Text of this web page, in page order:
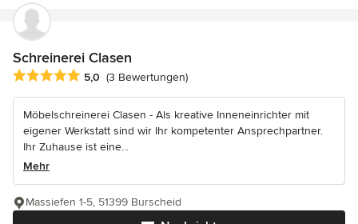
Schreinerei Clasen
Durchschnittliche Bewertung: 5 von 5 Sternen
5,0 (3 Bewertungen)
Möbelschreinerei Clasen - Als kreative Inneneinrichter mit
eigener Werkstatt sind wir Ihr kompetenter Ansprechpartner.
Ihr Zuhause ist eine...
Mehr
Massiefen 1-5, 51399 Burscheid